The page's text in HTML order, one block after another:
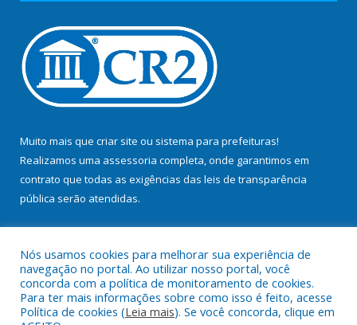
Muito mais que criar site ou sistema para prefeituras!
Realizamos uma assessoria completa, onde garantimos em
contrato que todas as exigências das leis de transparência
pública serão atendidas.
Todos os direitos reservados a Prefeitura Municipal de Bujaru.
Nós usamos cookies para melhorar sua experiência de
navegação no portal. Ao utilizar nosso portal, você
concorda com a política de monitoramento de cookies.
Para ter mais informações sobre como isso é feito, acesse
Política de cookies (Leia mais). Se você concorda, clique em